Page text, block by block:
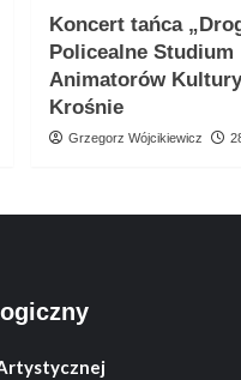
Koncert tańca
Policealne Studium
Animatorów
Krośnie
Grzegorz Wójcikiewicz